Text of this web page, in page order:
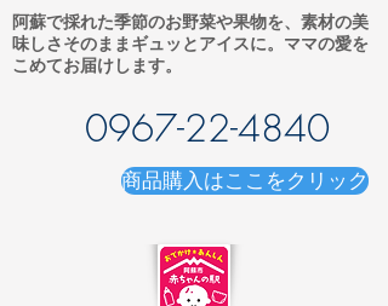
阿蘇で採れた季節のお野菜や果物を、素材の美
味しさそのままギュッとアイスに。ママの愛を
こめてお届けします。
0967-22-4840
商品購入はここをクリック